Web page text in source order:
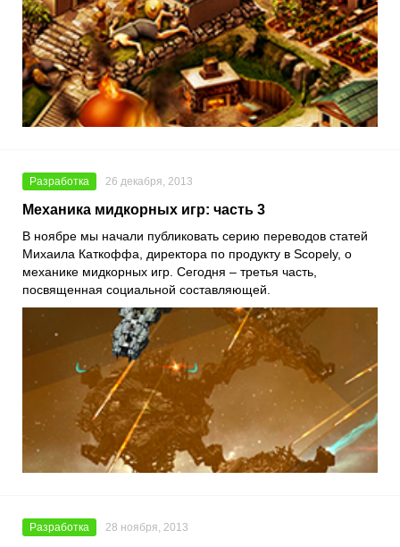
Разработка 26 декабря, 2013
Механика мидкорных игр: часть 3
В ноябре мы начали публиковать серию переводов статей
Михаила Каткоффа, директора по продукту в Scopely, о
механике мидкорных игр. Сегодня – третья часть,
посвященная социальной составляющей.
Разработка 28 ноября, 2013